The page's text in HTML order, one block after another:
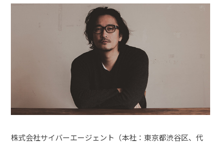
株式会社サイバーエージェント（本社：東京都渋谷区、代